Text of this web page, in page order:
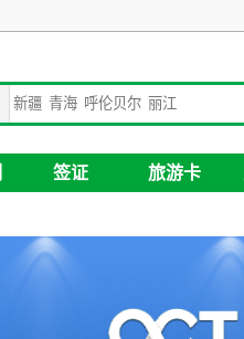
签证 旅游卡